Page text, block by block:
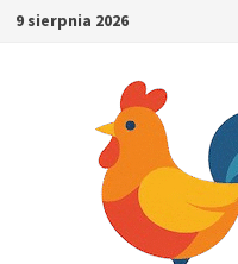
Skip9 sierpnia 2026